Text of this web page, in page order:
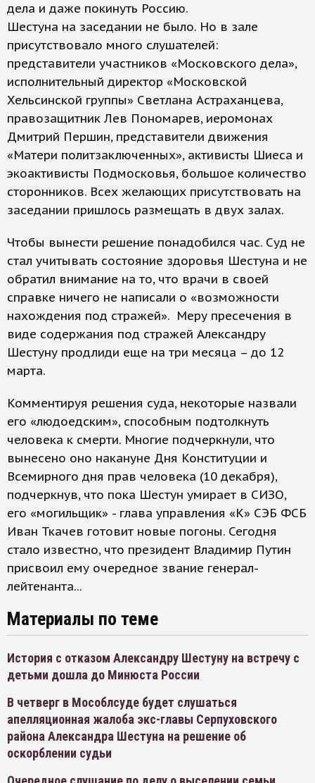
дела и даже покинуть Россию.
Шестуна на заседании не было. Но в зале
присутствовало много слушателей:
представители участников «Московского дела»,
исполнительный директор «Московской
Хельсинской группы» Светлана Астраханцева,
правозащитник Лев Пономарев, иеромонах
Дмитрий Першин, представители движения
«Матери политзаключенных», активисты Шиеса и
экоактивисты Подмосковья, большое количество
сторонников. Всех желающих присутствовать на
заседании пришлось размещать в двух залах.
Чтобы вынести решение понадобился час. Суд не
стал учитывать состояние здоровья Шестуна и не
обратил внимание на то, что врачи в своей
справке ничего не написали о «возможности
нахождения под стражей». Меру пресечения в
виде содержания под стражей Александру
Шестуну продлиди еще на три месяца – до 12
марта.
Комментируя решения суда, некоторые назвали
его «людоедским», способным подтолкнуть
человека к смерти. Многие подчеркнули, что
вынесено оно накануне Дня Конституции и
Всемирного дня прав человека (10 декабря),
подчеркнув, что пока Шестун умирает в СИЗО,
его «могильщик» - глава управления «К» СЭБ ФСБ
Иван Ткачев готовит новые погоны. Сегодня
стало известно, что президент Владимир Путин
присвоил ему очередное звание генерал-
лейтенанта...
Материалы по теме
История с отказом Александру Шестуну на встречу с
детьми дошла до Минюста России
В четверг в Мособлсуде будет слушаться
апелляционная жалоба экс-главы Серпуховского
района Александра Шестуна на решение об
оскорблении судьи